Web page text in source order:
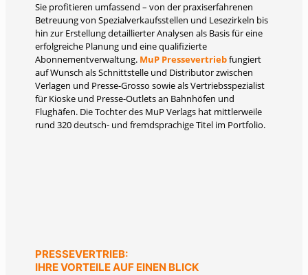
Sie profitieren umfassend – von der praxiserfahrenen
Betreuung von Spezialverkaufsstellen und Lesezirkeln bis
hin zur Erstellung detaillierter Analysen als Basis für eine
erfolgreiche Planung und eine qualifizierte
Abonnementverwaltung. MuP Pressevertriebfungiert
auf Wunsch als Schnittstelle und Distributor zwischen
Verlagen und Presse-Grosso sowie als Vertriebsspezialist
für Kioske und Presse-Outlets an Bahnhöfen und
Flughäfen. Die Tochter des MuP Verlags hat mittlerweile
rund 320 deutsch- und fremdsprachige Titel im Portfolio.
PRESSEVERTRIEB:
IHRE VORTEILE AUF EINEN BLICK